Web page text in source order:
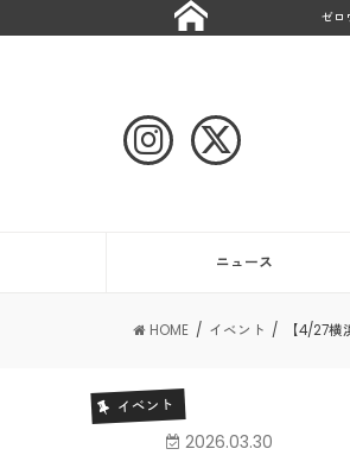
ゼロ
ニュース
HOME イベント 【4/27
イベント
2026.03.30